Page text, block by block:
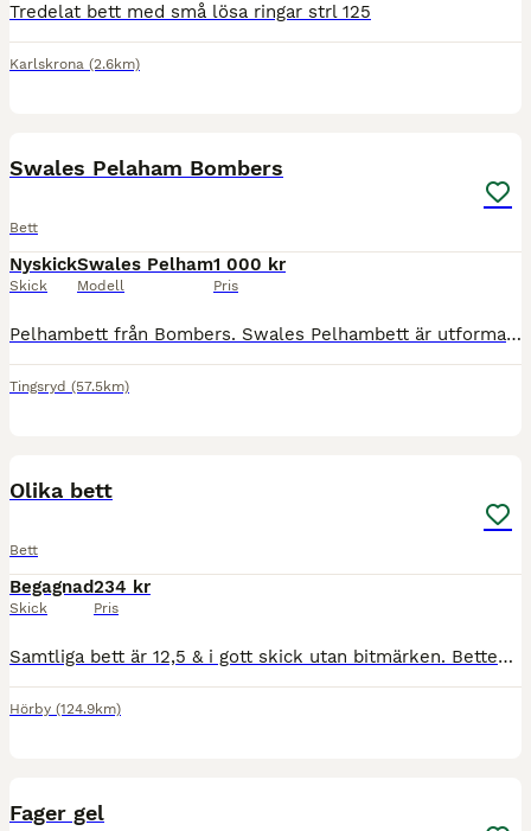
Tredelat bett med små lösa ringar strl 125
Karlskrona (2.6km)
Swales Pelaham Bombers
Bett
Nyskick
Skick
Swales Pelham
Modell
1 000 kr
Pris
Pelhambett från Bombers. Swales Pelhambett är utformad för att ge kontroll specifikt för starka hästar som är benägna att hänga sig ner på bettet. Det är extremt populärt i hopp- och körvärlden och a
Tingsryd (57.5km)
Olika bett
Bett
Begagnad
Skick
234 kr
Pris
Samtliga bett är 12,5 & i gott skick utan bitmärken. Betten kostar 234:- / st inklusive spårbar frakt med PostNord. Paketpris kan ordnas vid köp av fler.
Hörby (124.9km)
Fager gel